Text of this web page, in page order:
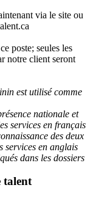
via le site ou
poste; seules les
notre client seront
est utilisé comme
nationale et
services en français
des deux
services en anglais
dans les dossiers
talent